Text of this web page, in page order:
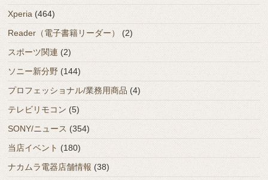
Xperia (464)
Reader（電子書籍リーダー）
(2)
スポーツ関連 (2)
ソニー新分野 (144)
プロフェッショナル/業務用商品 (4)
テレビリモコン (5)
SONY/ニュース (354)
当店イベント (180)
ナカムラ電器店舗情報 (38)